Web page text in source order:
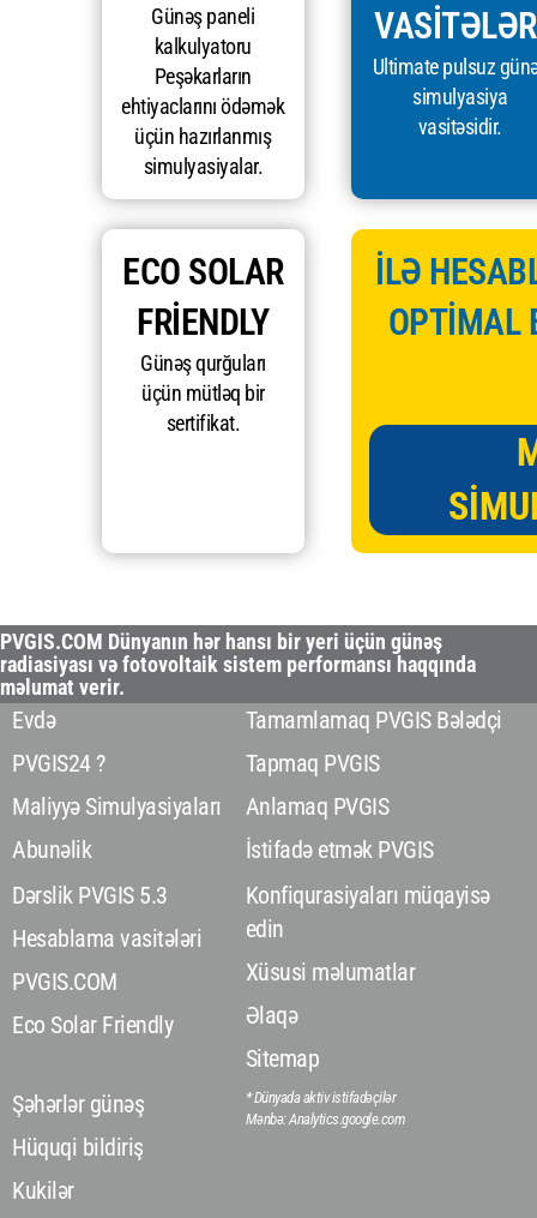
Günəş paneli
kalkulyatoru
Peşəkarların
ehtiyaclarını ödəmək
üçün hazırlanmış
simulyasiyalar.
Ultimate pulsuz
simulyasiya
vasitəsidir.
ECO SOLAR
FRIENDLY
Günəş qurğuları
üçün mütləq bir
sertifikat.
İLƏ
OPTİMAL
PVGIS.COM Dünyanın hər hansı bir yeri üçün günəş
radiasiyası və fotovoltaik sistem performansı haqqında
məlumat verir.
Evdə
PVGIS24 ?
Maliyyə Simulyasiyaları
Abunəlik
Dərslik PVGIS 5.3
Hesablama vasitələri
PVGIS.COM
Eco Solar Friendly
Şəhərlər günəş
Hüquqi bildiriş
Kukilər
Tamamlamaq PVGIS Bələdçi
Tapmaq PVGIS
Anlamaq PVGIS
İstifadə etmək PVGIS
Konfiqurasiyaları müqayisə
edin
Xüsusi məlumatlar
Əlaqə
Sitemap
* Dünyada aktiv istifadəçilər
Mənbə: Analytics.google.com